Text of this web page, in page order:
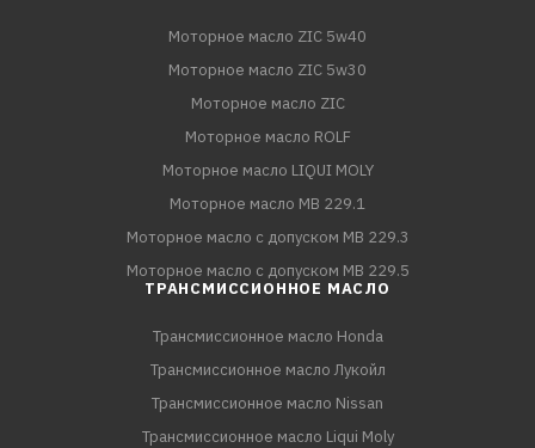
Моторное масло ZIC 5w40
Моторное масло ZIC 5w30
Моторное масло ZIC
Моторное масло ROLF
Моторное масло LIQUI MOLY
Моторное масло MB 229.1
Моторное масло с допуском MB 229.3
Моторное масло с допуском MB 229.5
ТРАНСМИССИОННОЕ МАСЛО
Трансмиссионное масло Honda
Трансмиссионное масло Лукойл
Трансмиссионное масло Nissan
Трансмиссионное масло Liqui Moly